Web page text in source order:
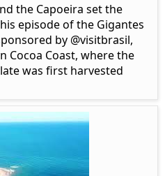
the Capoeira set the
episode of the Gigantes
by @visitbrasil,
Cocoa Coast, where the
was first harvested